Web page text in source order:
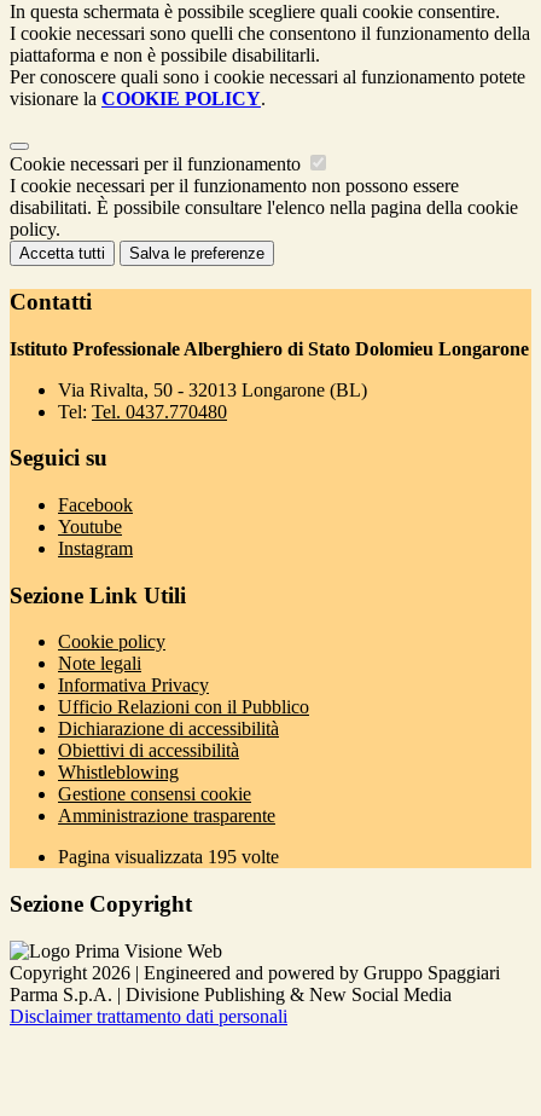
In questa schermata è possibile scegliere quali cookie consentire.
I cookie necessari sono quelli che consentono il funzionamento della
piattaforma e non è possibile disabilitarli.
Per conoscere quali sono i cookie necessari al funzionamento potete
visionare la COOKIE POLICY.
Cookie necessari per il funzionamento
I cookie necessari per il funzionamento non possono essere
disabilitati. È possibile consultare l'elenco nella pagina della cookie
policy.
Accetta tutti Salva le preferenze
Contatti
Istituto Professionale Alberghiero di Stato Dolomieu Longarone
Via Rivalta, 50 - 32013 Longarone (BL)
Tel: Tel. 0437.770480
Seguici su
Facebook
Youtube
Instagram
Sezione Link Utili
Cookie policy
Note legali
Informativa Privacy
Ufficio Relazioni con il Pubblico
Dichiarazione di accessibilità
Obiettivi di accessibilità
Whistleblowing
Gestione consensi cookie
Amministrazione trasparente
Pagina visualizzata 195 volte
Sezione Copyright
Copyright 2026 | Engineered and powered by Gruppo Spaggiari
Parma S.p.A. | Divisione Publishing & New Social Media
Disclaimer trattamento dati personali